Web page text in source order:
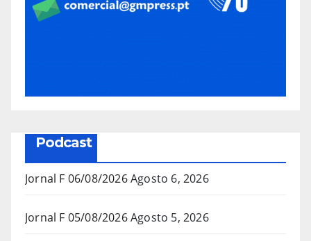
Podcast
Jornal F 06/08/2026Agosto 6, 2026
Jornal F 05/08/2026Agosto 5, 2026